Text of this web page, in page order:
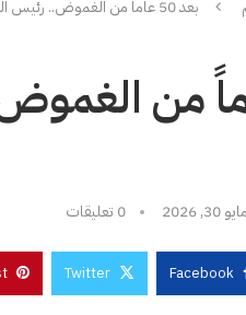
بعد 50 عاماً من الغموض.. رئيس البرازيل الأسبق لم يمت في حادث
50 عاماً من
مايو 30, 2026 0 تعليقات
Facebook
Twitter